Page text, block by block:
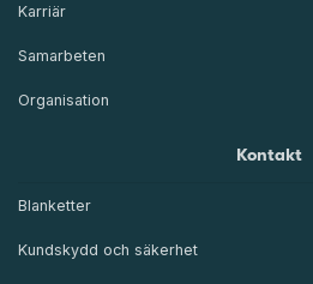
Karriär
Samarbeten
Organisation
Kontakt
Blanketter
Kundskydd och säkerhet